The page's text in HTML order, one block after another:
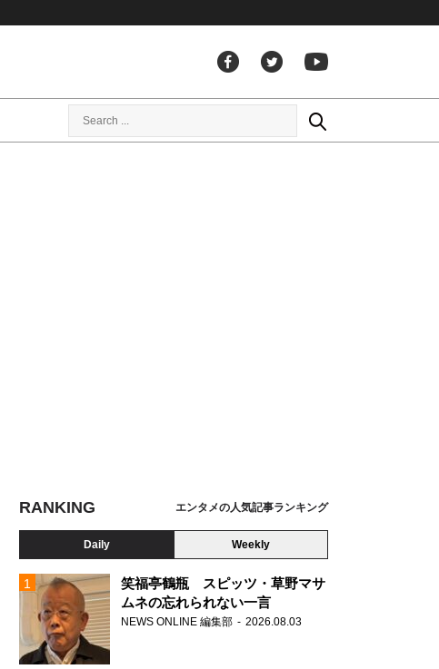
RANKING エンタメの人気記事ランキング
Daily Weekly
笑福亭鶴瓶 スピッツ・草野マサ
ムネの忘れられない一言
NEWS ONLINE 編集部 2026.08.03